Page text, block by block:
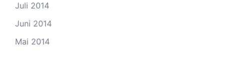
Juli 2014
Juni 2014
Mai 2014